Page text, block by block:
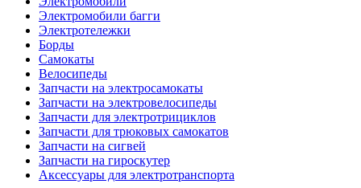
Электромобили багги
Электротележки
Борды
Самокаты
Велосипеды
Запчасти на электросамокаты
Запчасти на электровелосипеды
Запчасти для электротрициклов
Запчасти для трюковых самокатов
Запчасти на сигвей
Запчасти на гироскутер
Аксессуары для электротранспорта